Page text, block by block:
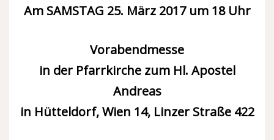
Am SAMSTAG 25. März 2017 um 18 Uhr
Vorabendmesse
in der Pfarrkirche zum Hl. Apostel
Andreas
in Hütteldorf, Wien 14, Linzer Straße 422